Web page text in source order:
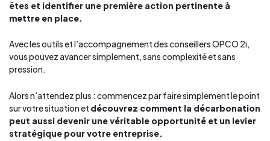
êtes et identifier une première action pertinente à
mettre en place.
Avec les outils et l’accompagnement des conseillers OPCO 2i,
vous pouvez avancer simplement, sans complexité et sans
pression.
Alors n’attendez plus : commencez par faire simplement le point
sur votre situation et découvrez comment la décarbonation
peut aussi devenir une véritable opportunité et un levier
stratégique pour votre entreprise.